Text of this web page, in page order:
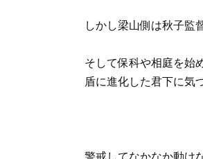
しかし梁山側は秋子監
そして保科や相庭を始
盾に進化した君下に気